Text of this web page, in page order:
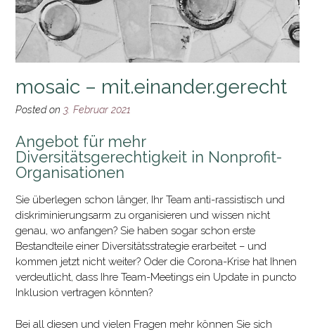
mosaic – mit.einander.gerecht
Posted on 3. Februar 2021
Angebot für mehr
Diversitätsgerechtigkeit in Nonprofit-
Organisationen
Sie überlegen schon länger, Ihr Team anti-rassistisch und
diskriminierungsarm zu organisieren und wissen nicht
genau, wo anfangen? Sie haben sogar schon erste
Bestandteile einer Diversitätsstrategie erarbeitet – und
kommen jetzt nicht weiter? Oder die Corona-Krise hat Ihnen
verdeutlicht, dass Ihre Team-Meetings ein Update in puncto
Inklusion vertragen könnten?
Bei all diesen und vielen Fragen mehr können Sie sich